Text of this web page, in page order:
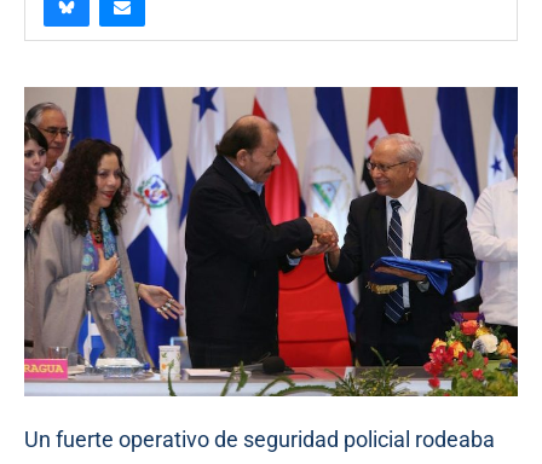
Un fuerte operativo de seguridad policial rodeaba